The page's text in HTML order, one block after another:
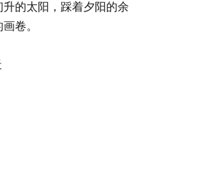
的太阳，踩着夕阳的余
卷。